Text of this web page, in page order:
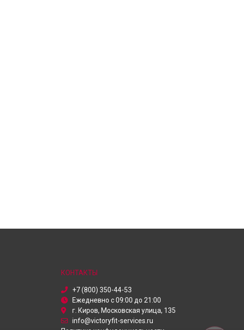
КОНТАКТЫ
+7 (800) 350-44-53
Ежедневно с 09:00 до 21:00
г. Киров, Московская улица, 135
info@victoryfit-services.ru